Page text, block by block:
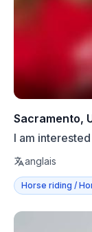
Sacramento,
I am interested
retired...
anglais
Horse riding /